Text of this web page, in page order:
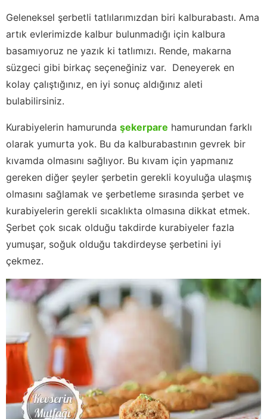
Geleneksel şerbetli tatlılarımızdan biri kalburabastı. Ama
artık evlerimizde kalbur bulunmadığı için kalbura
basamıyoruz ne yazık ki tatlımızı. Rende, makarna
süzgeci gibi birkaç seçeneğiniz var. Deneyerek en
kolay çalıştığınız, en iyi sonuç aldığınız aleti
bulabilirsiniz.
Kurabiyelerin hamurunda şekerpare hamurundan farklı
olarak yumurta yok. Bu da kalburabastının gevrek bir
kıvamda olmasını sağlıyor. Bu kıvam için yapmanız
gereken diğer şeyler şerbetin gerekli koyuluğa ulaşmış
olmasını sağlamak ve şerbetleme sırasında şerbet ve
kurabiyelerin gerekli sıcaklıkta olmasına dikkat etmek.
Şerbet çok sıcak olduğu takdirde kurabiyeler fazla
yumuşar, soğuk olduğu takdirdeyse şerbetini iyi
çekmez.